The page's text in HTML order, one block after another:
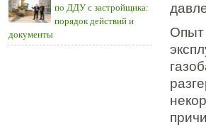
по ДДУ с застройщика:
порядок действий и
документы